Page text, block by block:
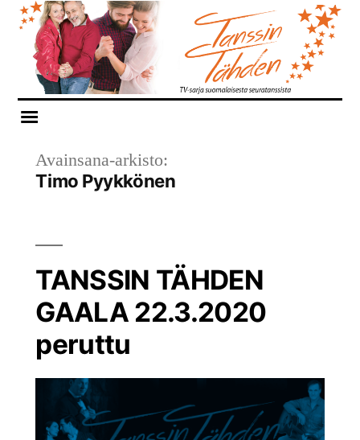
Siirry
sisältöön
Avainsana-arkisto:
Timo Pyykkönen
TANSSIN TÄHDEN
GAALA 22.3.2020
peruttu